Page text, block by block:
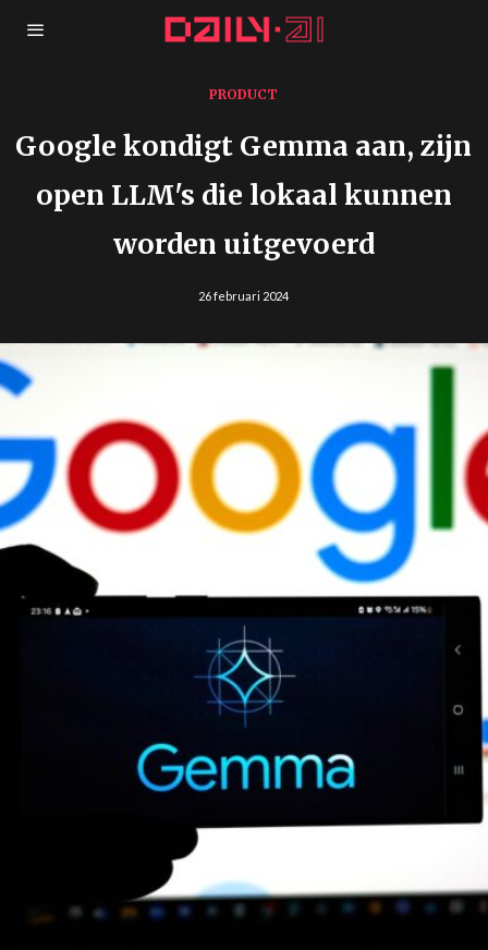
PRODUCT
Google kondigt Gemma aan, zijn
open LLM's die lokaal kunnen
worden uitgevoerd
26 februari 2024